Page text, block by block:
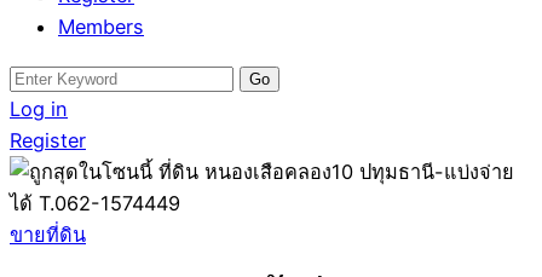
Members
Search
for:
Log in
Register
ขายที่ดิน